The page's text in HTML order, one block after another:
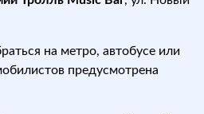
на метро, автобусе или
предусмотрена